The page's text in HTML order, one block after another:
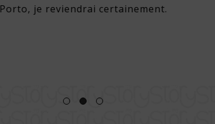
Porto, je reviendrai certainement.